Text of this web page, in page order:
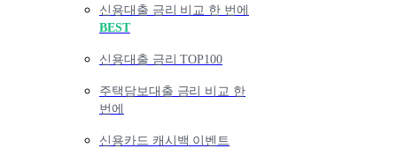
신용대출 금리 비교 한 번에
BEST
신용대출 금리 TOP100
주택담보대출 금리 비교 한
번에
신용카드 캐시백 이벤트